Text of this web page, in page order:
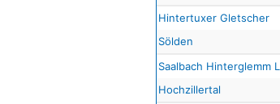
Hintertuxer Gletscher
Sölden
Saalbach Hinterglemm
Hochzillertal